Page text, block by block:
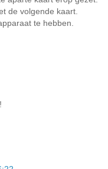
de volgende kaart.
te hebben.